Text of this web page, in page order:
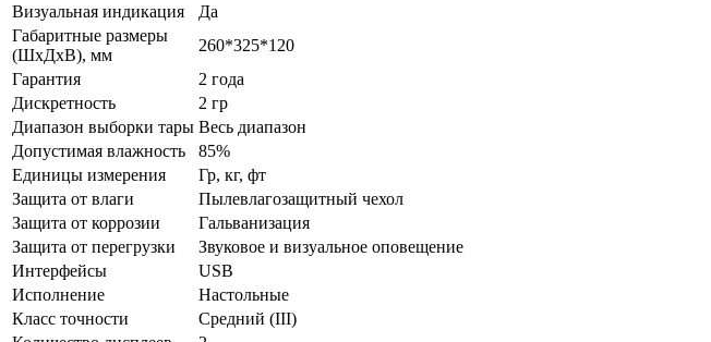
Визуальная индикация
Да
Габаритные размеры
(ШхДхВ), мм
260*325*120
Гарантия
2 года
Дискретность
2 гр
Диапазон выборки тары Весь диапазон
Допустимая влажность
85%
Единицы измерения
Гр, кг, фт
Защита от влаги
Пылевлагозащитный чехол
Защита от коррозии
Гальванизация
Защита от перегрузки
Звуковое и визуальное оповещение
Интерфейсы
USB
Исполнение
Настольные
Класс точности
Средний (III)